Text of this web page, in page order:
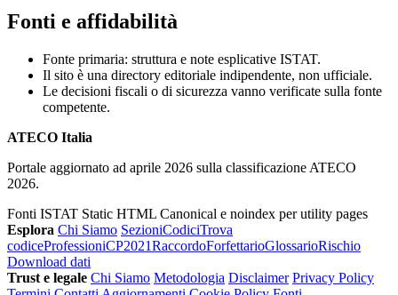
Fonti e affidabilità
Fonte primaria: struttura e note esplicative ISTAT.
Il sito è una directory editoriale indipendente, non ufficiale.
Le decisioni fiscali o di sicurezza vanno verificate sulla fonte
competente.
ATECO Italia
Portale aggiornato ad aprile 2026 sulla classificazione ATECO
2026.
Fonti ISTAT Static HTML Canonical e noindex per utility pages
Esplora Chi Siamo SezioniCodiciTrova
codiceProfessioniCP2021RaccordoForfettarioGlossarioRischio
Download dati
Trust e legale Chi Siamo Metodologia Disclaimer Privacy Policy